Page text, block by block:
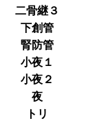
二骨継３
下創管
腎防管
小夜１
小夜２
夜
トリ